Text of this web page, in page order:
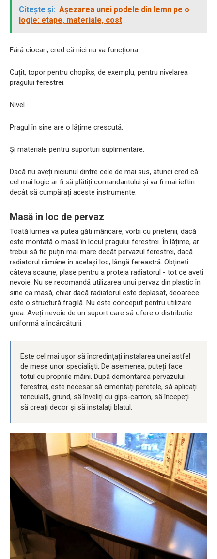
Citește și: Așezarea unei podele din lemn pe o
logie: etape, materiale, cost
Fără ciocan, cred că nici nu va funcționa.
Cuțit, topor pentru chopiks, de exemplu, pentru nivelarea
pragului ferestrei.
Nivel.
Pragul în sine are o lățime crescută.
Și materiale pentru suporturi suplimentare.
Dacă nu aveți niciunul dintre cele de mai sus, atunci cred că
cel mai logic ar fi să plătiți comandantului și va fi mai ieftin
decât să cumpărați aceste instrumente.
Masă în loc de pervaz
Toată lumea va putea găti mâncare, vorbi cu prietenii, dacă
este montată o masă în locul pragului ferestrei. În lățime, ar
trebui să fie puțin mai mare decât pervazul ferestrei, dacă
radiatorul rămâne în același loc, lângă fereastră. Obțineți
câteva scaune, plase pentru a proteja radiatorul - tot ce aveți
nevoie. Nu se recomandă utilizarea unui pervaz din plastic în
sine ca masă, chiar dacă radiatorul este deplasat, deoarece
este o structură fragilă. Nu este conceput pentru utilizare
grea. Aveți nevoie de un suport care să ofere o distribuție
uniformă a încărcăturii.
Este cel mai ușor să încredințați instalarea unei astfel
de mese unor specialiști. De asemenea, puteți face
totul cu propriile mâini. După demontarea pervazului
ferestrei, este necesar să cimentați peretele, să aplicați
tencuială, grund, să înveliți cu gips-carton, să începeți
să creați decor și să instalați blatul.